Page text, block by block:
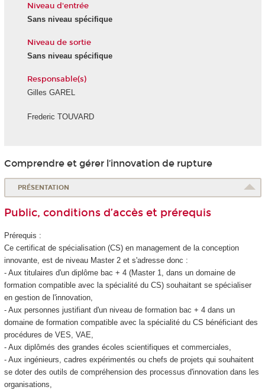
Niveau d'entrée
Sans niveau spécifique
Niveau de sortie
Sans niveau spécifique
Responsable(s)
Gilles GAREL
Frederic TOUVARD
Comprendre et gérer l’innovation de rupture
PRÉSENTATION
Public, conditions d’accès et prérequis
Prérequis :
Ce certificat de spécialisation(CS) en management de la conception
innovante, est de niveau Master 2 et s'adresse donc :
- Aux titulaires d'un diplôme bac + 4 (Master 1, dans un domaine de
formation compatible avec la spécialité du CS) souhaitant se spécialiser
en gestion de l'innovation,
- Aux personnes justifiant d'un niveau de formation bac + 4 dans un
domaine de formation compatible avec la spécialité du CS bénéficiant des
procédures de VES, VAE,
- Aux diplômés des grandes écoles scientifiques et commerciales,
- Aux ingénieurs, cadres expérimentés ou chefs de projets qui souhaitent
se doter des outils de compréhension des processus d'innovation dans les
organisations,